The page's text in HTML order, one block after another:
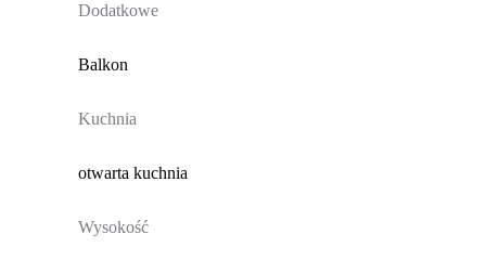
Dodatkowe
Balkon
Kuchnia
otwarta kuchnia
Wysokość